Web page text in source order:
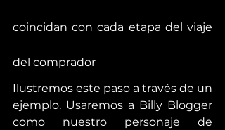
coincidan con cada etapa del viaje
del comprador
Ilustremos este paso a través de un
ejemplo. Usaremos a Billy Blogger
como nuestro personaje de